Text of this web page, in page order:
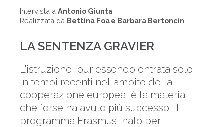
Intervista a Antonio Giunta
Realizzata da Bettina Foa e Barbara Bertoncin
LA SENTENZA GRAVIER
L'istruzione, pur essendo entrata solo
in tempi recenti nell’ambito della
cooperazione europea, è la materia
che forse ha avuto più successo; il
programma Erasmus, nato per